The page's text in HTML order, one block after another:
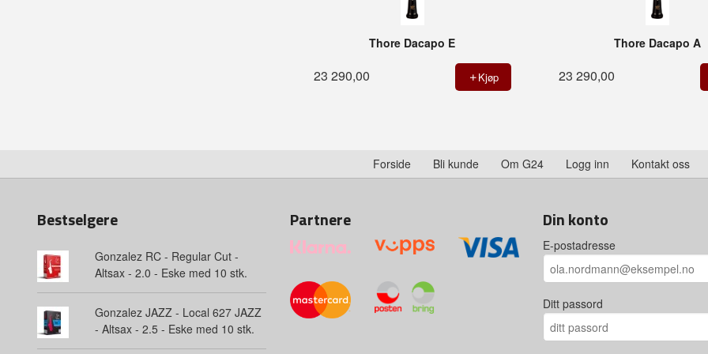
Thore Dacapo E
23 290,00 Kjøp
Thore Dacapo A
23 290,00
Forside Bli kunde Om G24 Logg inn Kontakt oss
Bestselgere
Gonzalez RC - Regular Cut -
Altsax - 2.0 - Eske med 10 stk.
Gonzalez JAZZ - Local 627 JAZZ
- Altsax - 2.5 - Eske med 10 stk.
Partnere Din konto
E-postadresse
Ditt passord